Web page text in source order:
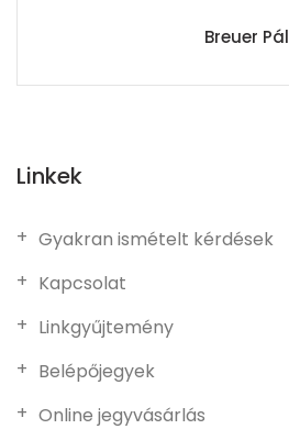
Breuer Pál
Linkek
Gyakran ismételt kérdések
Kapcsolat
Linkgyűjtemény
Belépőjegyek
Online jegyvásárlás